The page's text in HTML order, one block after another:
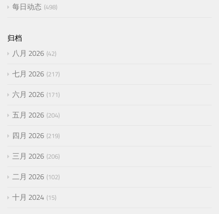
每日动态 498
归档
八月 2026 42
七月 2026 217
六月 2026 171
五月 2026 204
四月 2026 219
三月 2026 206
二月 2026 102
十月 2024 15